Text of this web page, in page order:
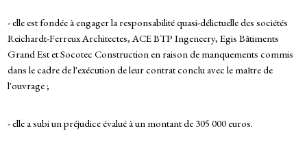
- elle est fondée à engager la responsabilité quasi-délictuelle des sociétés
Reichardt-Ferreux Architectes, ACE BTP Ingeneery, Egis Bâtiments
Grand Est et Socotec Construction en raison de manquements commis
dans le cadre de l'exécution de leur contrat conclu avec le maître de
l'ouvrage ;
- elle a subi un préjudice évalué à un montant de 305 000 euros.